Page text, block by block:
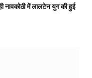
में लालटेन युग की हुई